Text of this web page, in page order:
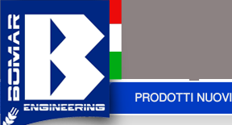
PRODOTTI NUOVI